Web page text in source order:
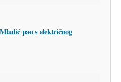
pao s električnog